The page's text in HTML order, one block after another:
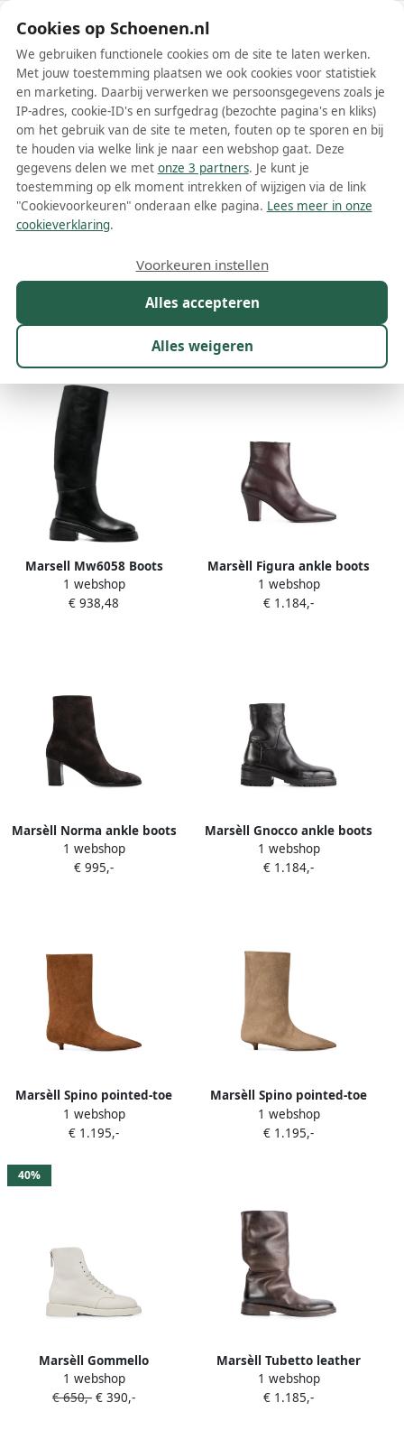
Schoenen.nl
Wis filters Alle filters
Marsèll dames laarzen
Meer lezen
Kleur Prijs
169 resultaten:
Marsell Mw6058 Boots
Zwart Dames
1 webshop
€ 938,48
Marsèll Figura ankle boots
Bruin
1 webshop
€ 1.184,-
Marsèll Norma ankle boots
Bruin
1 webshop
€ 995,-
Marsèll Gnocco ankle boots
Zwart
1 webshop
€ 1.184,-
Marsèll Spino pointed-toe
suede ankle boots Bruin
1 webshop
€ 1.195,-
Marsèll Spino pointed-toe
suede boots Beige
1 webshop
€ 1.195,-
40%
Marsèll Gommello
enkellaarzen met ronde
neus Wit
1 webshop
€ 650,- € 390,-
Marsèll Tubetto leather
boots Bruin
1 webshop
€ 1.185,-
Cookies op Schoenen.nl
We gebruiken functionele cookies om de site te laten werken.
Met jouw toestemming plaatsen we ook cookies voor statistiek
en marketing. Daarbij verwerken we persoonsgegevens zoals je
IP-adres, cookie-ID's en surfgedrag (bezochte pagina's en kliks)
om het gebruik van de site te meten, fouten op te sporen en bij
te houden via welke link je naar een webshop gaat. Deze
gegevens delen we met onze 3 partners. Je kunt je
toestemming op elk moment intrekken of wijzigen via de link
"Cookievoorkeuren" onderaan elke pagina. Lees meer in onze
cookieverklaring.
Alles accepteren
Alles weigeren
Voorkeuren instellen